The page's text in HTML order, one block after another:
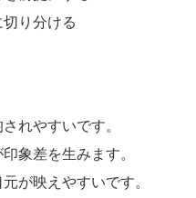
り分ける
れやすいです。
象差を生みます。
が映えやすいです。